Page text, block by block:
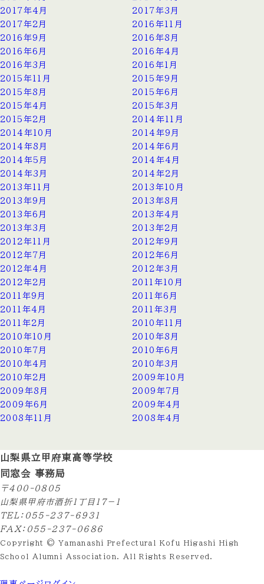
2017年4月
2017年3月
2017年2月
2016年11月
2016年9月
2016年8月
2016年6月
2016年4月
2016年3月
2016年1月
2015年11月
2015年9月
2015年8月
2015年6月
2015年4月
2015年3月
2015年2月
2014年11月
2014年10月
2014年9月
2014年8月
2014年6月
2014年5月
2014年4月
2014年3月
2014年2月
2013年11月
2013年10月
2013年9月
2013年8月
2013年6月
2013年4月
2013年3月
2013年2月
2012年11月
2012年9月
2012年7月
2012年6月
2012年4月
2012年3月
2012年2月
2011年10月
2011年9月
2011年6月
2011年4月
2011年3月
2011年2月
2010年11月
2010年10月
2010年8月
2010年7月
2010年6月
2010年4月
2010年3月
2010年2月
2009年10月
2009年8月
2009年7月
2009年6月
2009年4月
2008年11月
2008年4月
山梨県立甲府東高等学校
同窓会 事務局
〒400-0805
山梨県甲府市酒折1丁目17−１
TEL：055-237-6931
FAX：055-237-0686
Copyright © Yamanashi Prefectural Kofu Higashi High
School Alumni Association. All Rights Reserved.